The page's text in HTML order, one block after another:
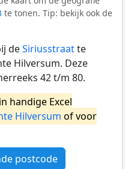
te tonen. Tip: bekijk ook de
deSiriusstraatte
Hilversum. Deze
42 t/m 80.
handige Excel
Hilversum of voor
postcode